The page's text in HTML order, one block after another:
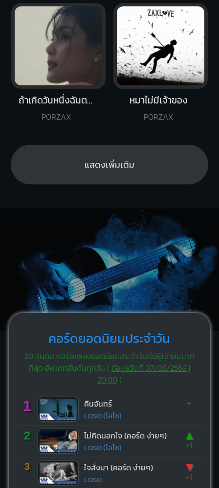
ถ้าเกิดวันหนึ่งฉันตาย
PORZAX
หมาไม่มีเจ้าของ
PORZAX
แสดงเพิ่มเติม
คอร์ดยอดนิยมประจำวัน
20 อันดับ คอร์ดเพลงยอดนิยมประจำวันที่มีผู้เข้าชมมาก
ที่สุด อัพเดทอันดับทุกวัน ( ข้อมูลวันที่ 07/08/2569 |
20:00)
1 คืนจันทร์
LOSO (โลโซ)
-
2 ไม่คิดนอกใจ (คอร์ด ง่ายๆ)
LOSO (โลโซ)
▲
+1
3 ใจสั่งมา (คอร์ด ง่ายๆ)
LOSO
▼
-1